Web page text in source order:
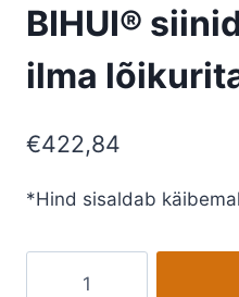
BIHUI®
ilma
€422,84
*Hind sisaldab